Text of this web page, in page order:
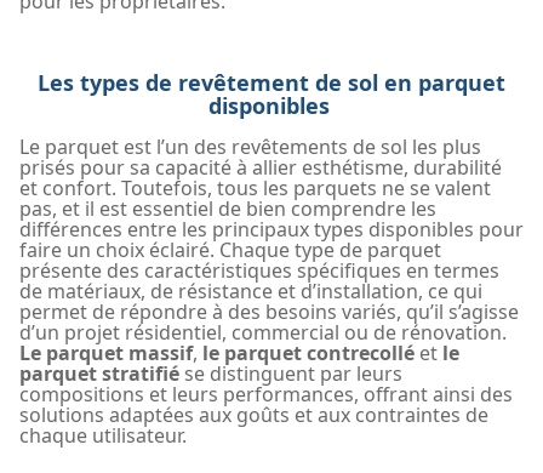
Les types de revêtement de sol en parquet
disponibles
Le parquet est l’un des revêtements de sol les plus
prisés pour sa capacité à allier esthétisme, durabilité
et confort. Toutefois, tous les parquets ne se valent
pas, et il est essentiel de bien comprendre les
différences entre les principaux types disponibles pour
faire un choix éclairé. Chaque type de parquet
présente des caractéristiques spécifiques en termes
de matériaux, de résistance et d’installation, ce qui
permet de répondre à des besoins variés, qu’il s’agisse
d’un projet résidentiel, commercial ou de rénovation.
Le parquet massif, le parquet contrecollé et le
parquet stratifié se distinguent par leurs
compositions et leurs performances, offrant ainsi des
solutions adaptées aux goûts et aux contraintes de
chaque utilisateur.